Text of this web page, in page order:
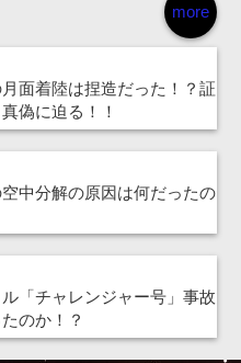
more
面着陸は捏造だった！？証
偽に迫る！！
中分解の原因は何だったの
「チャレンジャー号」事故
のか！？